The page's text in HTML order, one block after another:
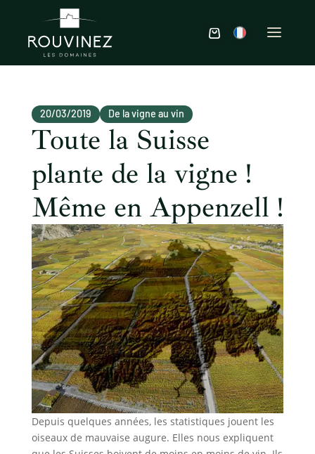
Toute la Suisse
plante de la vigne !
Même en Appenzell !
20/03/2019 De la vigne au vin
Depuis quelques années, les statistiques jouent les
oiseaux de mauvaise augure. Elles nous expliquent